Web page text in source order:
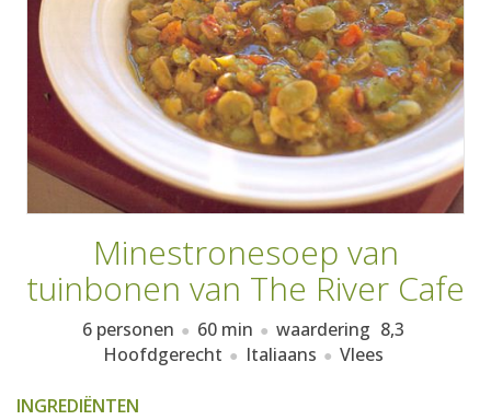
KOOKBOEKEN
Minestronesoep van
tuinbonen van The River Cafe
6 personen 60 min waardering 8,3
Hoofdgerecht
Italiaans Vlees
INGREDIËNTEN